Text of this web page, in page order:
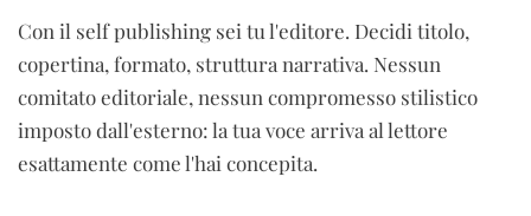
Con il self publishing sei tu l'editore. Decidi titolo,
copertina, formato, struttura narrativa. Nessun
comitato editoriale, nessun compromesso stilistico
imposto dall'esterno: la tua voce arriva al lettore
esattamente come l'hai concepita.